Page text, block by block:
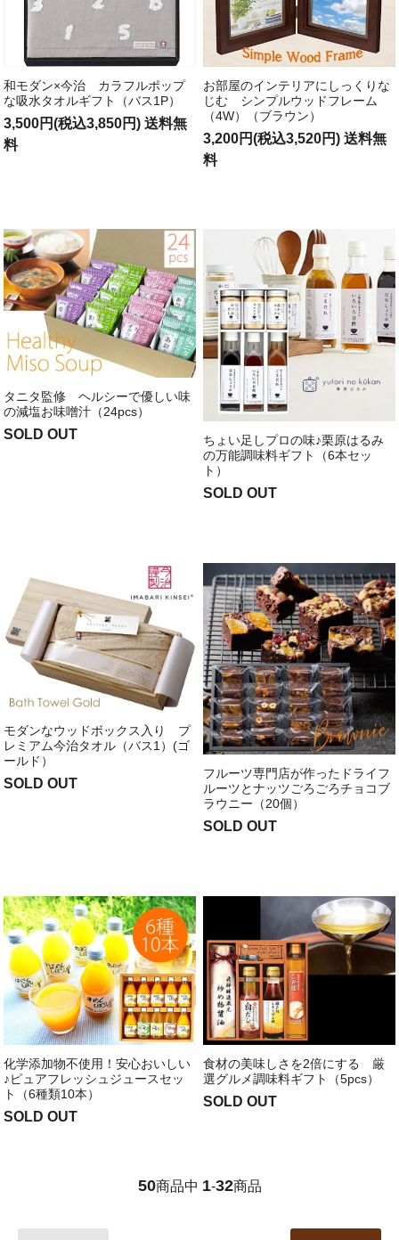
和モダン×今治 カラフルポップ
な吸水タオルギフト（バス1P）
3,500円(税込3,850円) 送料無
料
お部屋のインテリアにしっくりな
じむ シンプルウッドフレーム
（4W）（ブラウン）
3,200円(税込3,520円) 送料無
料
タニタ監修 ヘルシーで優しい味
の減塩お味噌汁（24pcs）
SOLD OUT
ちょい足しプロの味♪栗原はるみ
の万能調味料ギフト（6本セッ
ト）
SOLD OUT
モダンなウッドボックス入り プ
レミアム今治タオル（バス1）(ゴ
ールド）
SOLD OUT
フルーツ専門店が作ったドライフ
ルーツとナッツごろごろチョコブ
ラウニー（20個）
SOLD OUT
化学添加物不使用！安心おいしい
♪ピュアフレッシュジュースセッ
ト（6種類10本）
SOLD OUT
食材の美味しさを2倍にする 厳
選グルメ調味料ギフト（5pcs）
SOLD OUT
50商品中 1-32商品